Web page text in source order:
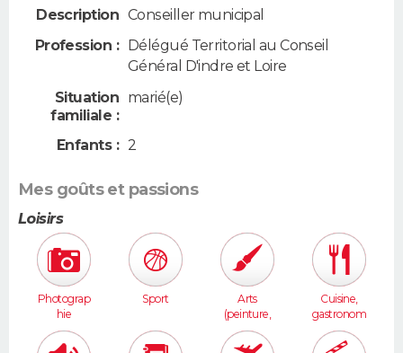
Description Conseiller municipal
Profession :
Délégué Territorial au Conseil
Général D'indre et Loire
Situation
familiale :
marié(e)
Enfants : 2
Mes goûts et passions
Loisirs
Photograp
hie
Sport
Arts
(peinture,
sculpture...
)
Cuisine,
gastronom
ie